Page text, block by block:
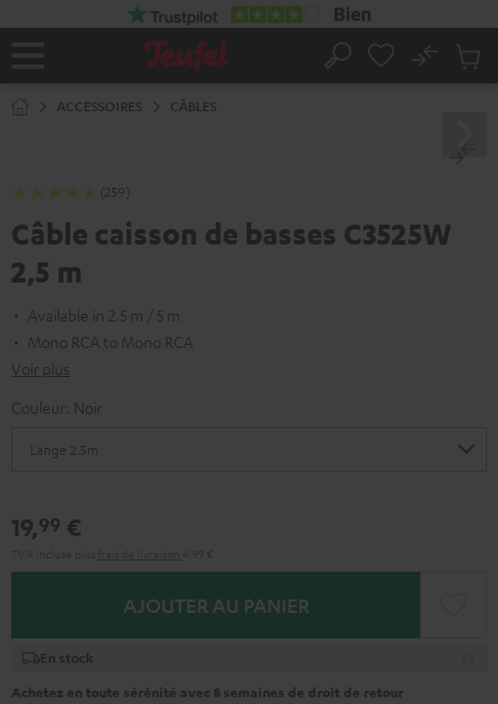
Page
Rechercher
No
ACCESSOIRES CÂBLES
(259)
Câble caisson de basses C3525W
2,5 m
Available in 2.5 m / 5 m
Mono RCA to Mono RCA
Voir plus
Couleur: Noir
19,99 €
AJOUTER AU PANIER
En stock
Achetez en toute sérénité avec 8 semaines de droit de retour